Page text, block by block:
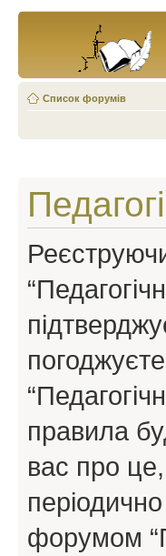
Список форумів
правила
вас про
форумом